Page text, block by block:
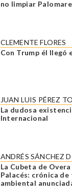
no limpiar
CLEMENTE FLORES
Con Trump él llegó
JUAN LUIS PÉREZ
La dudosa
Internacional
ANDRÉS SÁNCHEZ
La Cubeta de Overa
Palacés: crónica
ambiental